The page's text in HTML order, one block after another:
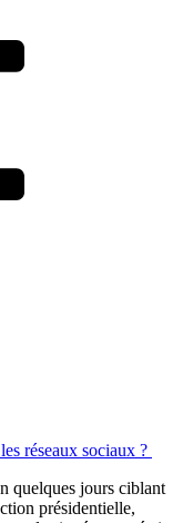
réseaux sociaux ?
quelques jours ciblant
présidentielle,